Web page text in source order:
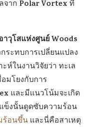
จาก Polar Vortex ที่
วุโสแห่งศูนย์ Woods
ระทบการเปลี่ยนแปลง
ห์ในงานวิจัยว่า ทะเล
มโยงกับการ
และมีแนวโน้มจะเกิด
ข็งนั้นดูดซับความร้อน
ร้อนขึ้น และนี่คือสาเหตุ